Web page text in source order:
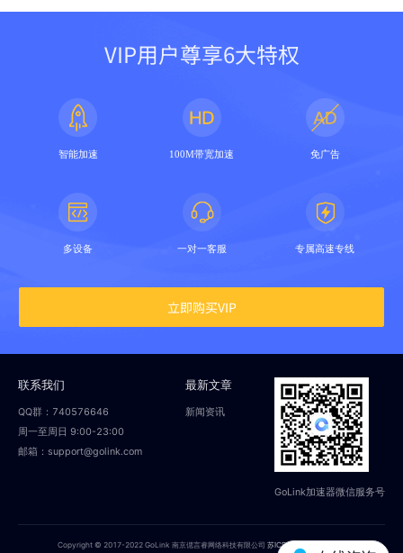
VIP用户尊享6大特权
智能加速 100M带宽加速 免广告
多设备 一对一客服 专属高速专线
立即购买VIP
联系我们
QQ群：740576646
周一至周日 9:00-23:00
邮箱：support@golink.com
最新文章
新闻资讯
GoLink加速器微信服务号
Copyright © 2017-2022 GoLink 南京偲言睿网络科技有限公司苏ICP备18014251号-2